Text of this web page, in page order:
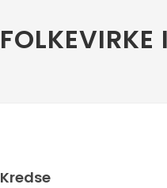
Kredse